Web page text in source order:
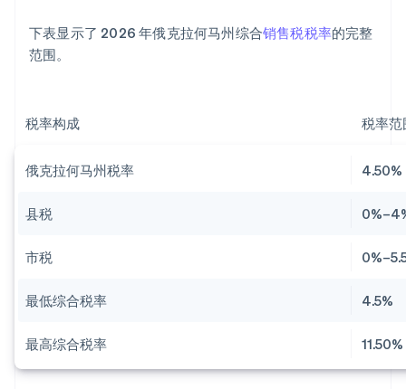
下表显示了 2026 年俄克拉何马州综合销售税税率的完整
范围。
税率构成 税率范
俄克拉何马州税率 4.50%
县税
市税
最低综合税率 4.5%
最高综合税率 11.50%